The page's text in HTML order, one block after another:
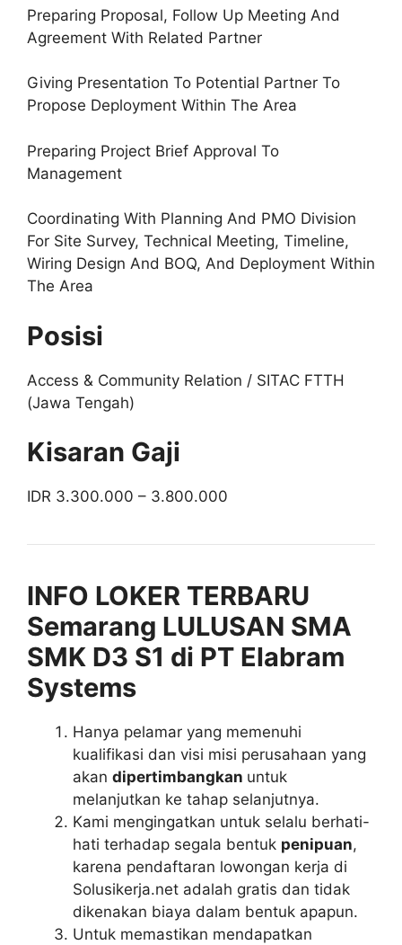
Preparing Proposal, Follow Up Meeting And
Agreement With Related Partner
Giving Presentation To Potential Partner To
Propose Deployment Within The Area
Preparing Project Brief Approval To
Management
Coordinating With Planning And PMO Division
For Site Survey, Technical Meeting, Timeline,
Wiring Design And BOQ, And Deployment Within
The Area
Posisi
Access & Community Relation / SITAC FTTH
(Jawa Tengah)
Kisaran Gaji
IDR 3.300.000 – 3.800.000
INFO LOKER TERBARU
Semarang LULUSAN SMA
SMK D3 S1 di PT Elabram
Systems
Hanya pelamar yang memenuhi
kualifikasi dan visi misi perusahaan yang
akan dipertimbangkan untuk
melanjutkan ke tahap selanjutnya.
Kami mengingatkan untuk selalu berhati-
hati terhadap segala bentuk penipuan,
karena pendaftaran lowongan kerja di
Solusikerja.net adalah gratis dan tidak
dikenakan biaya dalam bentuk apapun.
Untuk memastikan mendapatkan